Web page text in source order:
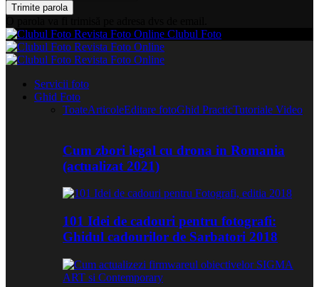
Clubul Foto
Servicii foto
Ghid Foto
ToateArticoleEditare fotoGhid PracticTutoriale Video
Cum zbori legal cu drona in Romania
(actualizat 2021)
101 Idei de cadouri pentru fotografi:
Ghidul cadourilor de Sarbatori 2018